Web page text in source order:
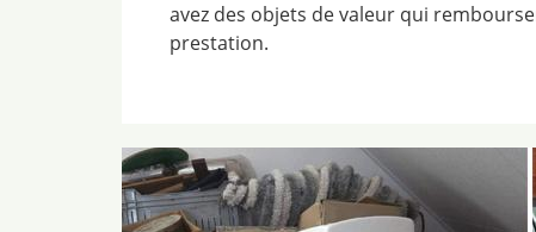
avez des objets de valeur qui
prestation.